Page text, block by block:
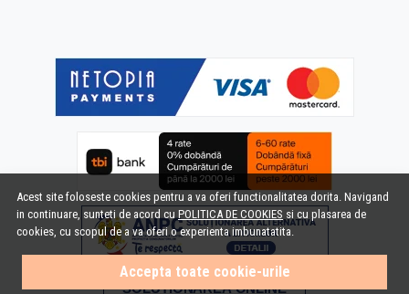
Acest site foloseste cookies pentru a va oferi functionalitatea dorita. Navigand
in continuare, sunteti de acord cuPOLITICA DE COOKIES si cu plasarea de
cookies, cu scopul de a va oferi o experienta imbunatatita.
Accepta toate cookie-urile